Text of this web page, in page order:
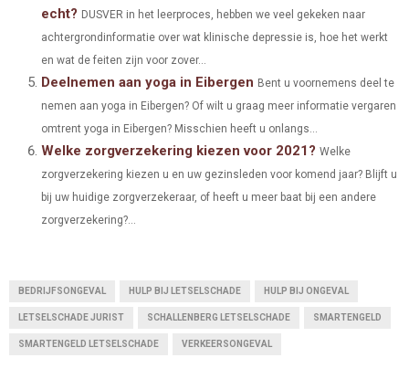
echt? DUSVER in het leerproces, hebben we veel gekeken naar
achtergrondinformatie over wat klinische depressie is, hoe het werkt
en wat de feiten zijn voor zover...
Deelnemen aan yoga in Eibergen Bent u voornemens deel te
nemen aan yoga in Eibergen? Of wilt u graag meer informatie vergaren
omtrent yoga in Eibergen? Misschien heeft u onlangs...
Welke zorgverzekering kiezen voor 2021? Welke
zorgverzekering kiezen u en uw gezinsleden voor komend jaar? Blijft u
bij uw huidige zorgverzekeraar, of heeft u meer baat bij een andere
zorgverzekering?...
BEDRIJFSONGEVAL HULP BIJ LETSELSCHADE HULP BIJ ONGEVAL
LETSELSCHADE JURIST SCHALLENBERG LETSELSCHADE SMARTENGELD
SMARTENGELD LETSELSCHADE VERKEERSONGEVAL